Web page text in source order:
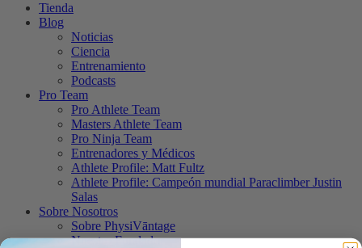
Tienda
Blog
Noticias
Ciencia
Entrenamiento
Podcasts
Pro Team
Pro Athlete Team
Masters Athlete Team
Pro Ninja Team
Entrenadores y Médicos
Athlete Profile: Matt Fultz
Athlete Profile: Campeón mundial Paraclimber Justin
Salas
Sobre Nosotros
Sobre PhysiVāntage
Nuestro Fundador